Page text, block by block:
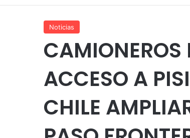
Noticias
CAMIONEROS
ACCESO A
CHILE